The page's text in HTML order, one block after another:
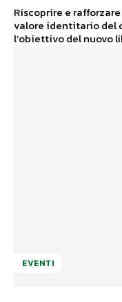
Riscoprire e
valore identitario del
l’obiettivo del nuovo
EVENTI